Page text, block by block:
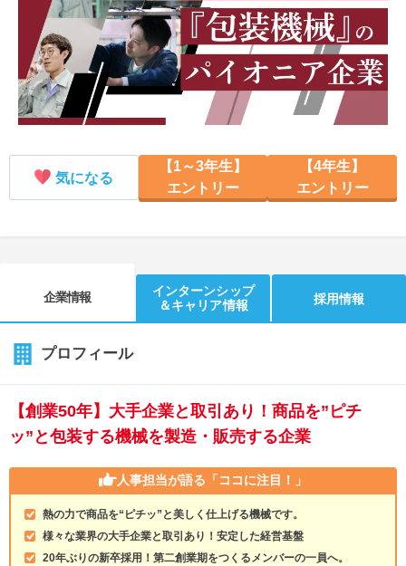
気になる
【1～3年生】
エントリー
【4年生】
エントリー
企業情報
インターンシップ
＆キャリア情報
採用情報
プロフィール
【創業50年】大手企業と取引あり！商品を”ピチ
ッ”と包装する機械を製造・販売する企業
人事担当が語る 「ココに注目！」
熱の力で商品を“ピチッ”と美しく仕上げる機械です。
様々な業界の大手企業と取引あり！安定した経営基盤
20年ぶりの新卒採用！第二創業期をつくるメンバーの一員へ。